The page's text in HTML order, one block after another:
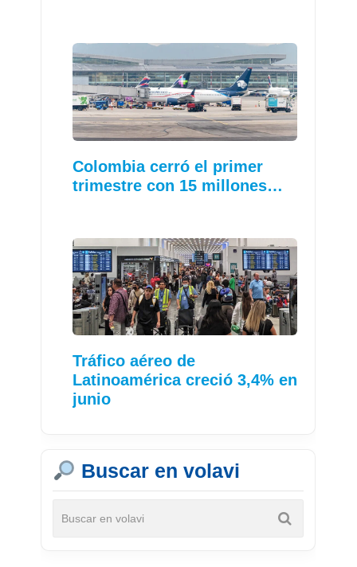
Colombia cerró el primer
trimestre con 15 millones…
Tráfico aéreo de
Latinoamérica creció 3,4% en
junio
Buscar en volavi